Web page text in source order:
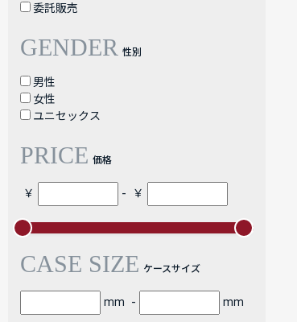
委託販売
GENDER 性別
男性
女性
ユニセックス
PRICE 価格
￥ - ￥
CASE SIZE ケースサイズ
mm - mm